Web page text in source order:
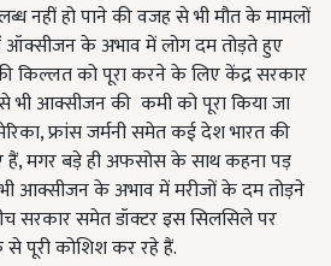
नहीं हो पाने की वजह से भी मौत के मामलों
ऑक्सीजन के अभाव में लोग दम तोड़ते हुए
किल्लत को पूरा करने के लिए केंद्र सरकार
से भी आक्सीजन की कमी को पूरा किया जा
फ्रांस जर्मनी समेत कई देश भारत की
मगर बड़े ही अफसोस के साथ कहना पड़
आक्सीजन के अभाव में मरीजों के दम तोड़ने
सरकार समेत डॉक्टर इस सिलसिले पर
से पूरी कोशिश कर रहे हैं.